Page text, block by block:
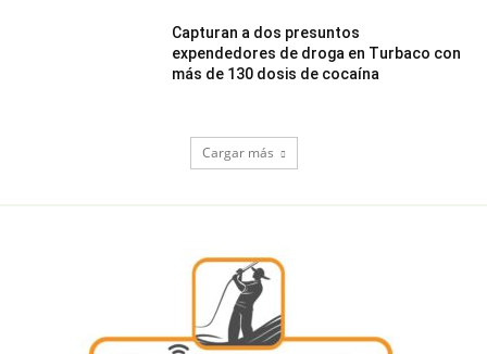
Capturan a dos presuntos
expendedores de droga en Turbaco con
más de 130 dosis de cocaína
Cargar más